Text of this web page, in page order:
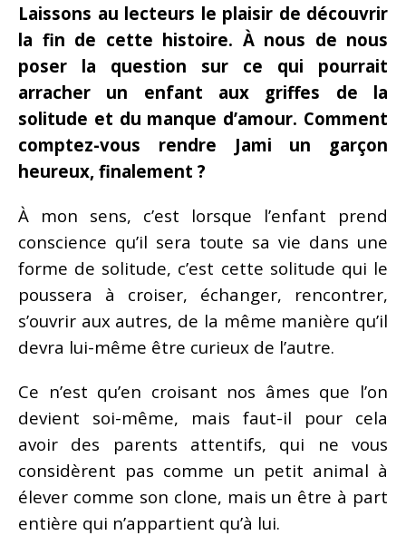
Laissons au lecteurs le plaisir de découvrir
la fin de cette histoire. À nous de nous
poser la question sur ce qui pourrait
arracher un enfant aux griffes de la
solitude et du manque d’amour. Comment
comptez-vous rendre Jami un garçon
heureux, finalement ?
À mon sens, c’est lorsque l’enfant prend
conscience qu’il sera toute sa vie dans une
forme de solitude, c’est cette solitude qui le
poussera à croiser, échanger, rencontrer,
s’ouvrir aux autres, de la même manière qu’il
devra lui-même être curieux de l’autre.
Ce n’est qu’en croisant nos âmes que l’on
devient soi-même, mais faut-il pour cela
avoir des parents attentifs, qui ne vous
considèrent pas comme un petit animal à
élever comme son clone, mais un être à part
entière qui n’appartient qu’à lui.